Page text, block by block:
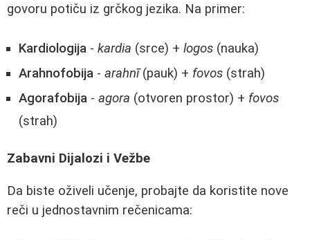
govoru potiču iz grčkog jezika. Na primer:
Kardiologija - kardia (srce) + logos (nauka)
Arahnofobija - arahnī(pauk) + fovos (strah)
Agorafobija - agora (otvoren prostor) + fovos
(strah)
Zabavni Dijalozi i Vežbe
Da biste oživeli učenje, probajte da koristite nove
reči u jednostavnim rečenicama: